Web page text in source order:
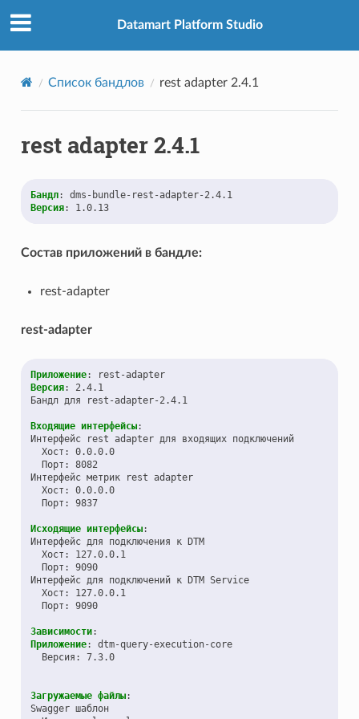
Datamart Platform Studio
Список бандлов rest adapter 2.4.1
rest adapter 2.4.1
Бандл:
dms-bundle-rest-adapter-2.4.1
Версия: 1.0.13
Состав приложений в бандле:
rest-adapter
rest-adapter
Приложение:
rest-adapter
Версия:
2.4.1
Бандл для rest-adapter-2.4.1
Входящие интерфейсы:
Интерфейс rest adapter для входящих подключений
Хост :
0.0.0.0
Порт :
8082
Интерфейс метрик rest adapter
Хост :
0.0.0.0
Порт : 9837
Исходящие интерфейсы:
Интерфейс для подключения к DTM
Хост :
127.0.0.1
Порт :
9090
Интерфейс для подключений к DTM Service
Хост :
127.0.0.1
Порт : 9090
Зависимости:
Приложение:
dtm-query-execution-core
Версия : 7.3.0
Загружаемые файлы:
Swagger шаблон